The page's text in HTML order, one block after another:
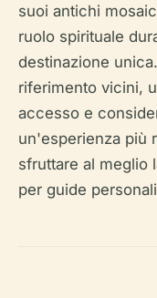
suoi antichi
ruolo spirituale
destinazione
riferimento vicini,
accesso e
un'esperienza più
sfruttare al meglio
per guide